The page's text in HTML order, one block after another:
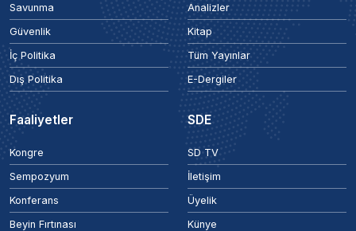
Savunma
Güvenlik
İç Politika
Dış Politika
Analizler
Kitap
Tüm Yayınlar
E-Dergiler
Faaliyetler
Kongre
Sempozyum
Konferans
Beyin Fırtınası
SDE
SD TV
İletişim
Üyelik
Künye